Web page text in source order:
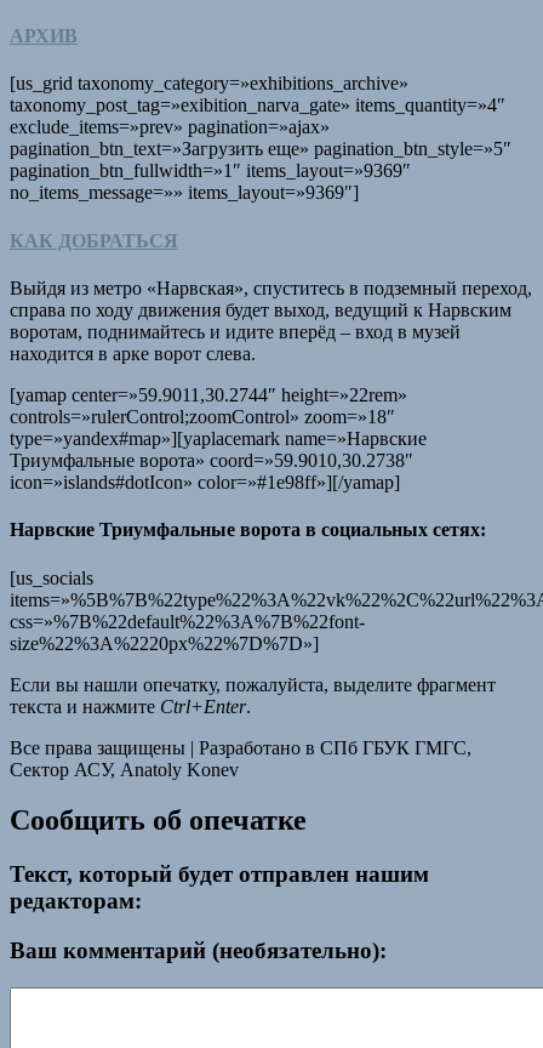
АРХИВ
[us_grid taxonomy_category=»exhibitions_archive»
taxonomy_post_tag=»exibition_narva_gate» items_quantity=»4″
exclude_items=»prev» pagination=»ajax»
pagination_btn_text=»Загрузить еще» pagination_btn_style=»5″
pagination_btn_fullwidth=»1″ items_layout=»9369″
no_items_message=»» items_layout=»9369″]
КАК ДОБРАТЬСЯ
Выйдя из метро «Нарвская», спуститесь в подземный переход,
справа по ходу движения будет выход, ведущий к Нарвским
воротам, поднимайтесь и идите вперёд – вход в музей
находится в арке ворот слева.
[yamap center=»59.9011,30.2744″ height=»22rem»
controls=»rulerControl;zoomControl» zoom=»18″
type=»yandex#map»][yaplacemark name=»Нарвские
Триумфальные ворота» coord=»59.9010,30.2738″
icon=»islands#dotIcon» color=»#1e98ff»][/yamap]
Нарвские Триумфальные ворота в социальных сетях:
[us_socials
css=»%7B%22default%22%3A%7B%22font-
size%22%3A%2220px%22%7D%7D»]
Если вы нашли опечатку, пожалуйста, выделите фрагмент
текста и нажмите Ctrl+Enter.
Все права защищены | Разработано в СПб ГБУК ГМГС,
Сектор АСУ, Anatoly Konev
Сообщить об опечатке
Текст, который будет отправлен нашим
редакторам:
Ваш комментарий (необязательно):